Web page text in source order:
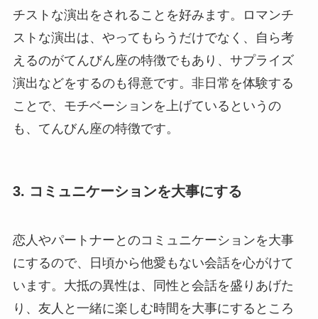
チストな演出をされることを好みます。ロマンチ
ストな演出は、やってもらうだけでなく、自ら考
えるのがてんびん座の特徴でもあり、サプライズ
演出などをするのも得意です。非日常を体験する
ことで、モチベーションを上げているというの
も、てんびん座の特徴です。
3. コミュニケーションを大事にする
恋人やパートナーとのコミュニケーションを大事
にするので、日頃から他愛もない会話を心がけて
います。大抵の異性は、同性と会話を盛りあげた
り、友人と一緒に楽しむ時間を大事にするところ